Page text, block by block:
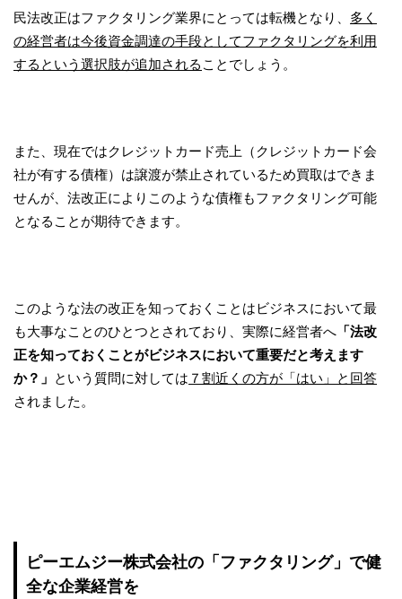
民法改正はファクタリング業界にとっては転機となり、 多く
の経営者は今後資金調達の手段としてファクタリングを利用
するという選択肢が追加される ことでしょう。
また、現在ではクレジットカード売上（クレジットカード会
社が有する債権）は譲渡が禁止されているため買取はできま
せんが、法改正によりこのような債権もファクタリング可能
となることが期待できます。
このような法の改正を知っておくことはビジネスにおいて最
も大事なことのひとつとされており、実際に経営者へ 「法改
正を知っておくことがビジネスにおいて重要だと考えます
か？」 という質問に対しては ７割近くの方が「はい」と回答
されました。
ピーエムジー株式会社の「ファクタリング」で健
全な企業経営を